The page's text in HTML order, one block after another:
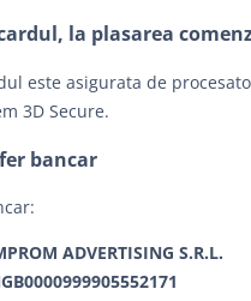
la plasarea
este asigurata de
3D Secure.
bancar
ADVERTISING S.R.L.